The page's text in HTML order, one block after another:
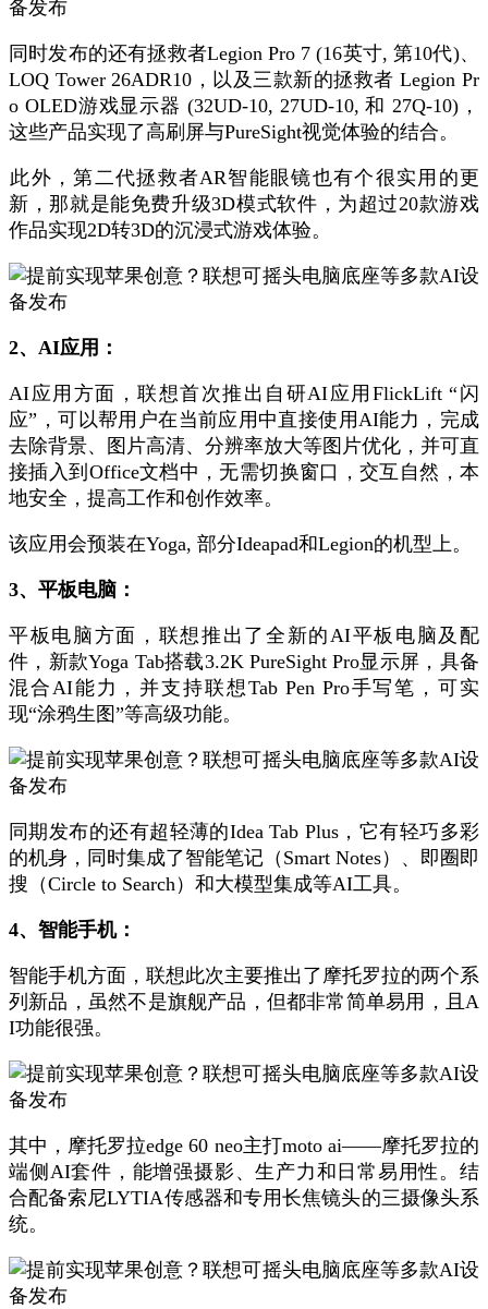
同时发布的还有​​拯救者Legion Pro 7 (16英寸, 第10代)​​、​​
LOQ Tower 26ADR10​​，以及三款新的拯救者 ​​Legion Pr
o OLED游戏显示器 (32UD-10, 27UD-10, 和 27Q-10)​​，
这些产品实现了高刷屏与PureSight视觉体验的结合。
​​此外，第二代拯救者AR智能眼镜也有个很实用的更
新，那就是能免费升级3D模式软件，为超过20款游戏
作品实现2D转3D的沉浸式游戏体验。
2、AI应用：
AI应用方面，联想首次推出自研AI应用FlickLift “闪
应”，可以帮用户在当前应用中直接使用AI能力，完成
去除背景、图片高清、分辨率放大等图片优化，并可直
接插入到Office文档中，无需切换窗口，交互自然，本
地安全，提高工作和创作效率。
该应用会预装在Yoga, 部分Ideapad和Legion的机型上。
3、平板电脑：
平板电脑方面，联想推出了全新的AI平板电脑及配
件，新款Yoga Tab搭载3.2K PureSight Pro显示屏，具备
混合AI能力，并支持联想Tab Pen Pro手写笔，可实
现“涂鸦生图”等高级功能。
同期发布的还有超轻薄的Idea Tab Plus，它有轻巧多彩
的机身，同时集成了智能笔记（Smart Notes）、即圈即
搜（Circle to Search）和大模型集成等AI工具。
4、智能手机：
智能手机方面，联想此次主要推出了摩托罗拉的两个系
列新品，虽然不是旗舰产品，但都非常简单易用，且A
I功能很强。
其中，​​摩托罗拉edge 60 neo主打moto ai​​——摩托罗拉的
端侧AI套件，能增强摄影、生产力和日常易用性。结
合配备索尼LYTIA传感器和专用长焦镜头的三摄像头系
统。